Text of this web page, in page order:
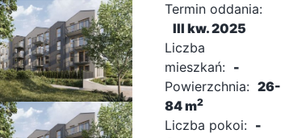
Termin oddania:
III kw. 2025
Liczba
mieszkań: -
Powierzchnia: 26-
84 m2
Liczba pokoi: -